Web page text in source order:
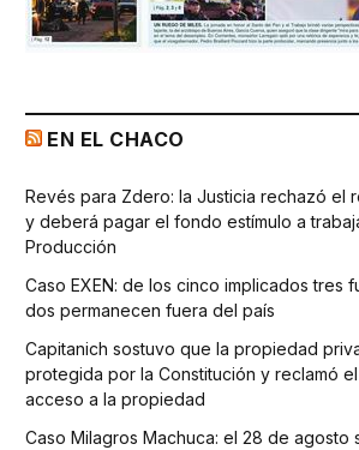
EN EL CHACO
Revés para Zdero: la Justicia rechazó el
y deberá pagar el fondo estímulo a
Producción
Caso EXEN: de los cinco implicados tres
dos permanecen fuera del país
Capitanich sostuvo que la propiedad
protegida por la Constitución y reclamó
acceso a la propiedad
Caso Milagros Machuca: el 28 de agosto